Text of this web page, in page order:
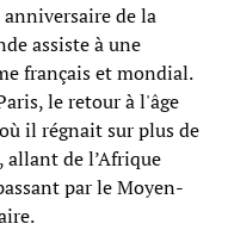
de la
assiste à une
français et mondial.
le retour à l'âge
il régnait sur plus de
allant de l’Afrique
par le Moyen-